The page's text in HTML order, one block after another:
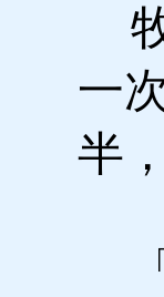
牧
一
半